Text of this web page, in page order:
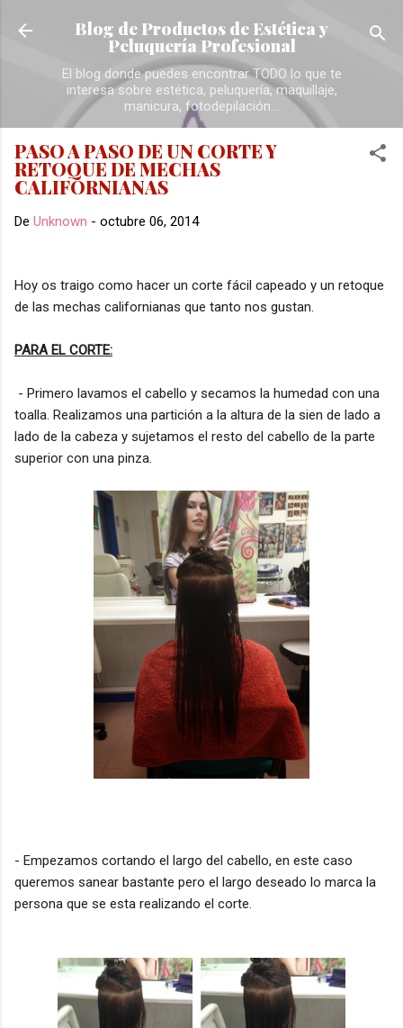
Ir al contenido principal
Blog de Productos de Estética y
Peluquería Profesional
El blog donde puedes encontrar TODO lo que te
interesa sobre estética, peluquería, maquillaje,
manicura, fotodepilación...
PASO A PASO DE UN CORTE Y
RETOQUE DE MECHAS
CALIFORNIANAS
De Unknown - octubre 06, 2014
Hoy os traigo como hacer un corte fácil capeado y un retoque
de las mechas californianas que tanto nos gustan.
PARA EL CORTE:
- Primero lavamos el cabello y secamos la humedad con una
toalla. Realizamos una partición a la altura de la sien de lado a
lado de la cabeza y sujetamos el resto del cabello de la parte
superior con una pinza.
- Empezamos cortando el largo del cabello, en este caso
queremos sanear bastante pero el largo deseado lo marca la
persona que se esta realizando el corte.